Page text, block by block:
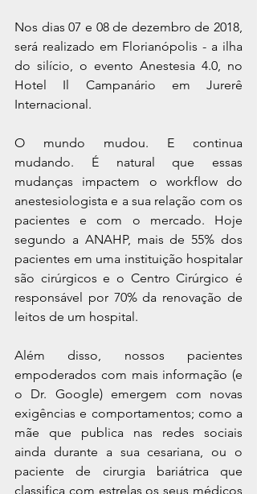
Nos dias 07 e 08 de dezembro de 2018,
será realizado em Florianópolis - a ilha
do silício, o evento Anestesia 4.0, no
Hotel Il Campanário em Jurerê
Internacional.
O mundo mudou. E continua
mudando. É natural que essas
mudanças impactem o workflow do
anestesiologista e a sua relação com os
pacientes e com o mercado. Hoje
segundo a ANAHP, mais de 55% dos
pacientes em uma instituição hospitalar
são cirúrgicos e o Centro Cirúrgico é
responsável por 70% da renovação de
leitos de um hospital.
Além disso, nossos pacientes
empoderados com mais informação (e
o Dr. Google) emergem com novas
exigências e comportamentos; como a
mãe que publica nas redes sociais
ainda durante a sua cesariana, ou o
paciente de cirurgia bariátrica que
classifica com estrelas os seus médicos